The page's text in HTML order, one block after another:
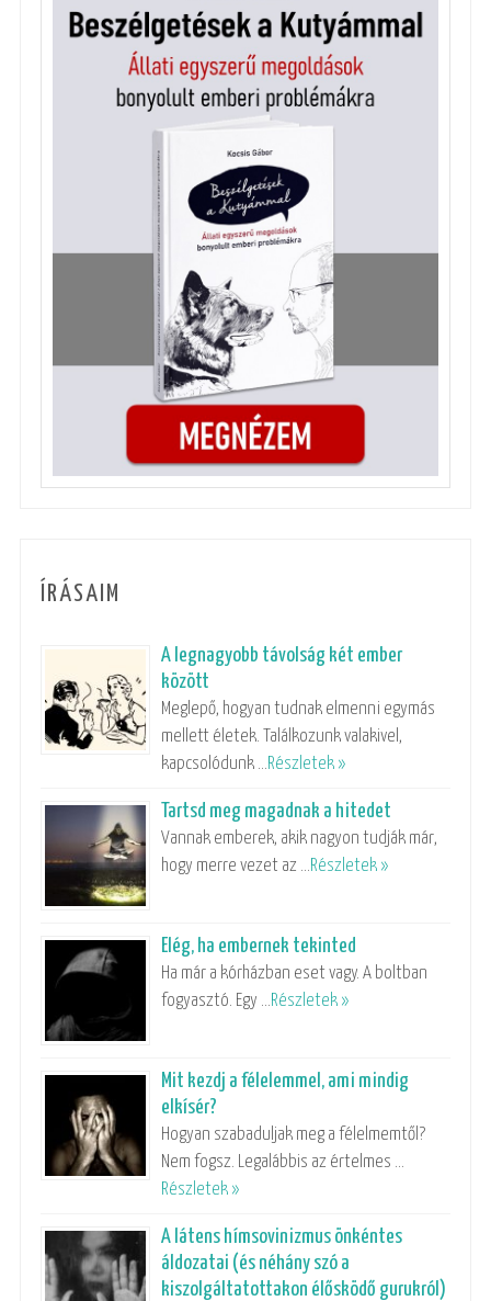
ÍRÁSAIM
A legnagyobb távolság két ember
között
Meglepő, hogyan tudnak elmenni egymás
mellett életek. Találkozunk valakivel,
kapcsolódunk …Részletek »
Tartsd meg magadnak a hitedet
Vannak emberek, akik nagyon tudják már,
hogy merre vezet az …Részletek »
Elég, ha embernek tekinted
Ha már a kórházban eset vagy. A boltban
fogyasztó. Egy …Részletek »
Mit kezdj a félelemmel, ami mindig
elkísér?
Hogyan szabaduljak meg a félelmemtől?
Nem fogsz. Legalábbis az értelmes …
Részletek »
A látens hímsovinizmus önkéntes
áldozatai (és néhány szó a
kiszolgáltatottakon élősködő gurukról)